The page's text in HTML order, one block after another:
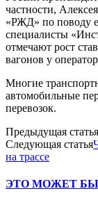
частности,
«РЖД» по поводу
специалисты
отмечают рост
вагонов у
Многие
автомобильные
перевозок.
Предыдущая статья
Следующая статья
на трассе
ЭТО МОЖЕТ